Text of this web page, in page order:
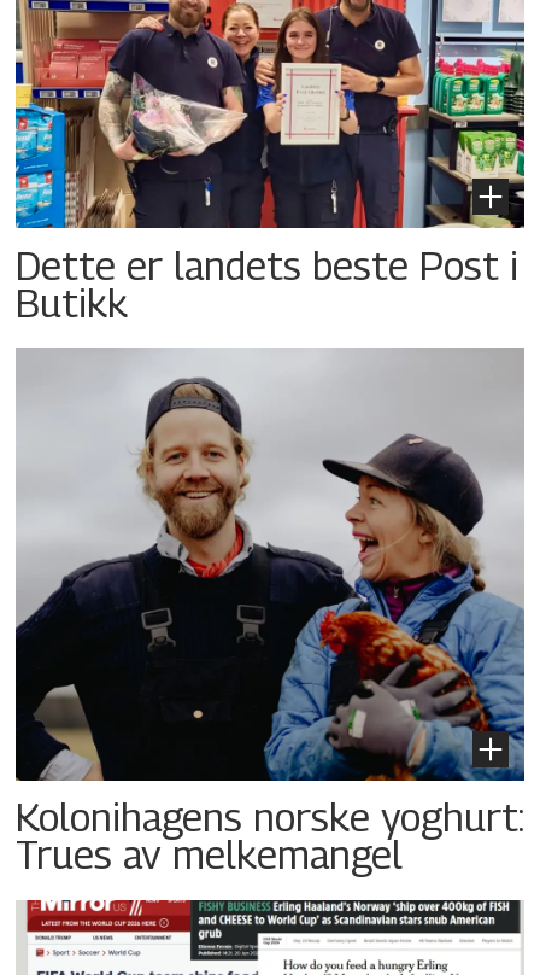
Dette er landets beste Post i
Butikk
Kolonihagens norske yoghurt:
Trues av melkemangel